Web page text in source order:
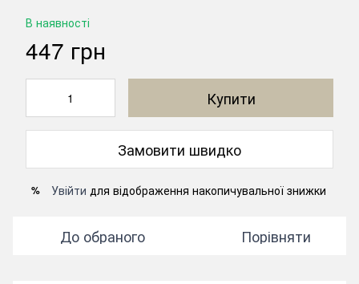
В наявності
447 грн
Купити
Замовити швидко
% Увійти для відображення накопичувальної знижки
До обраного Порівняти